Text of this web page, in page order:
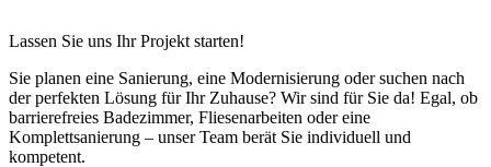
Lassen Sie uns Ihr Projekt starten!
Sie planen eine Sanierung, eine Modernisierung oder suchen nach
der perfekten Lösung für Ihr Zuhause? Wir sind für Sie da! Egal, ob
barrierefreies Badezimmer, Fliesenarbeiten oder eine
Komplettsanierung – unser Team berät Sie individuell und
kompetent.